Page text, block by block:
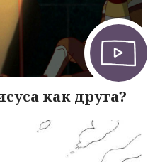
как друга?